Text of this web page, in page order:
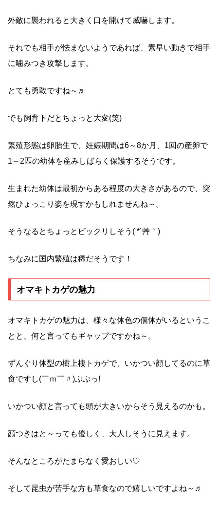
外敵に襲われると大きく口を開けて威嚇します。
それでも相手が怯まないようであれば、素早い動きで相手
に噛みつき攻撃します。
とても勇敢ですね～♬
でも飼育下だとちょっと大変(笑)
繁殖形態は卵胎生で、妊娠期間は6～8か月、1回の産卵で
1～2匹の幼体を産みしばらく保護するそうです。
生まれた幼体は最初からある程度の大きさがあるので、突
然ひょっこり姿を現すかもしれませんね～。
そうなるとちょっとビックリしそう( *´艸｀)
ちなみに国内繁殖は稀だそうです！
オマキトカゲの魅力
オマキトカゲの魅力は、様々な体色の個体がいるというこ
とと、何と言ってもギャップですかね～。
ずんぐり体型の樹上棲トカゲで、いかつい顔してるのに草
食ですし(￣ｍ￣〃)ぷぷっ!
いかつい顔と言っても頭が大きいからそう見えるのかも。
顔つきはと～っても優しく、大人しそうに見えます。
そんなところがたまらなく愛おしい♡
そして昆虫が苦手な方も草食なので嬉しいですよね～♬